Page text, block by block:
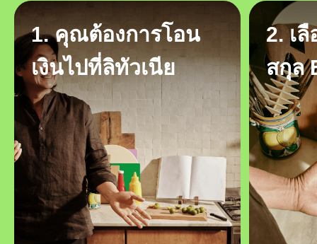
1. คุณต้องการโอน
เงินไปที่ลิทัวเนีย
2. เ
สกุล